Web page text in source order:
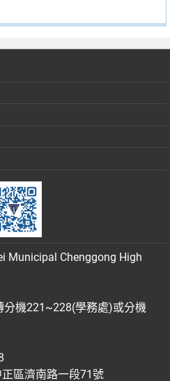
Municipal Chenggong High
機221~228(學務處)或分機
區濟南路一段71號